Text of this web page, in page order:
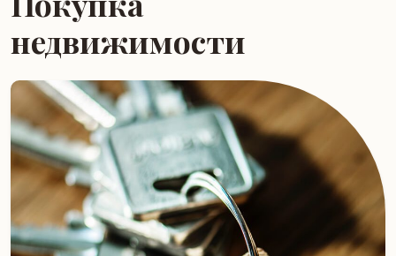
недвижимости